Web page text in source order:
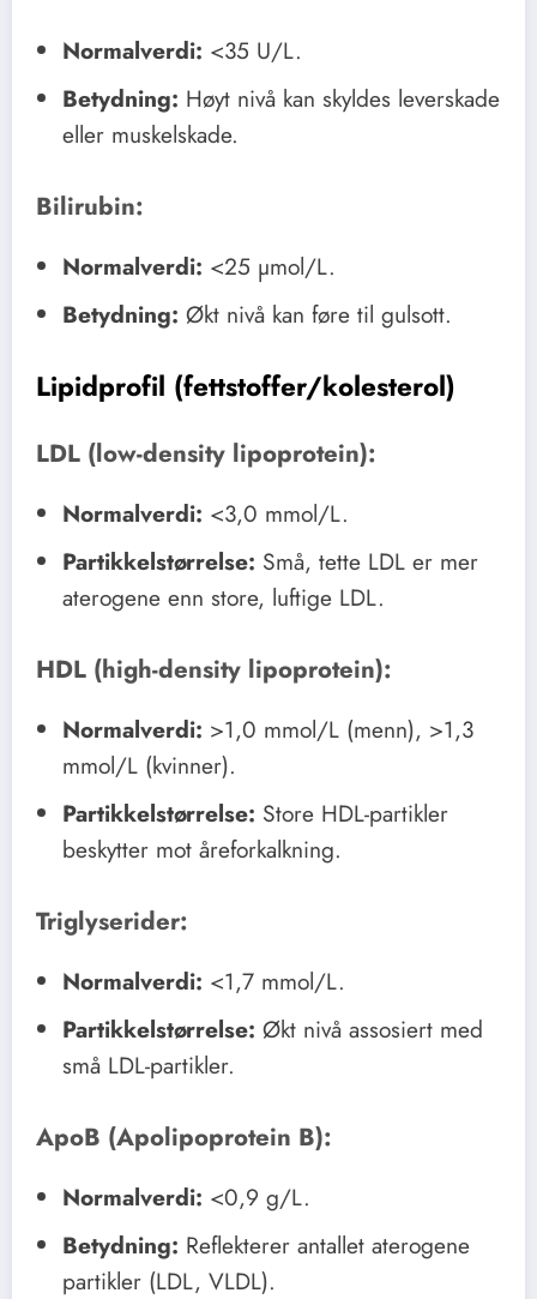
Normalverdi: <35 U/L.
Betydning: Høyt nivå kan skyldes leverskade
eller muskelskade.
Bilirubin:
Normalverdi: <25 µmol/L.
Betydning: Økt nivå kan føre til gulsott.
Lipidprofil (fettstoffer/kolesterol)
LDL (low-density lipoprotein):
Normalverdi: <3,0 mmol/L.
Partikkelstørrelse: Små, tette LDL er mer
aterogene enn store, luftige LDL.
HDL (high-density lipoprotein):
Normalverdi: >1,0 mmol/L (menn), >1,3
mmol/L (kvinner).
Partikkelstørrelse: Store HDL-partikler
beskytter mot åreforkalkning.
Triglyserider:
Normalverdi: <1,7 mmol/L.
Partikkelstørrelse: Økt nivå assosiert med
små LDL-partikler.
ApoB (Apolipoprotein B):
Normalverdi: <0,9 g/L.
Betydning: Reflekterer antallet aterogene
partikler (LDL, VLDL).